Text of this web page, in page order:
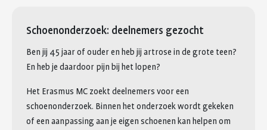
Schoenonderzoek: deelnemers gezocht
Ben jij 45 jaar of ouder en heb jij artrose in de grote teen?
En heb je daardoor pijn bij het lopen?
Het Erasmus MC zoekt deelnemers voor een
schoenonderzoek. Binnen het onderzoek wordt gekeken
of een aanpassing aan je eigen schoenen kan helpen om